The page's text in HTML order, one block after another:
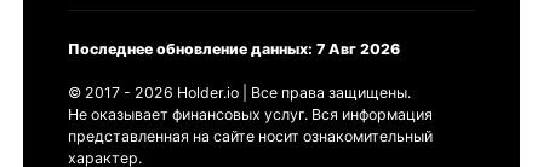
Последнее обновление данных: 7 Авг 2026
© 2017 - 2026 Holder.io | Все права защищены.
Не оказывает финансовых услуг. Вся информация
представленная на сайте носит ознакомительный
характер.